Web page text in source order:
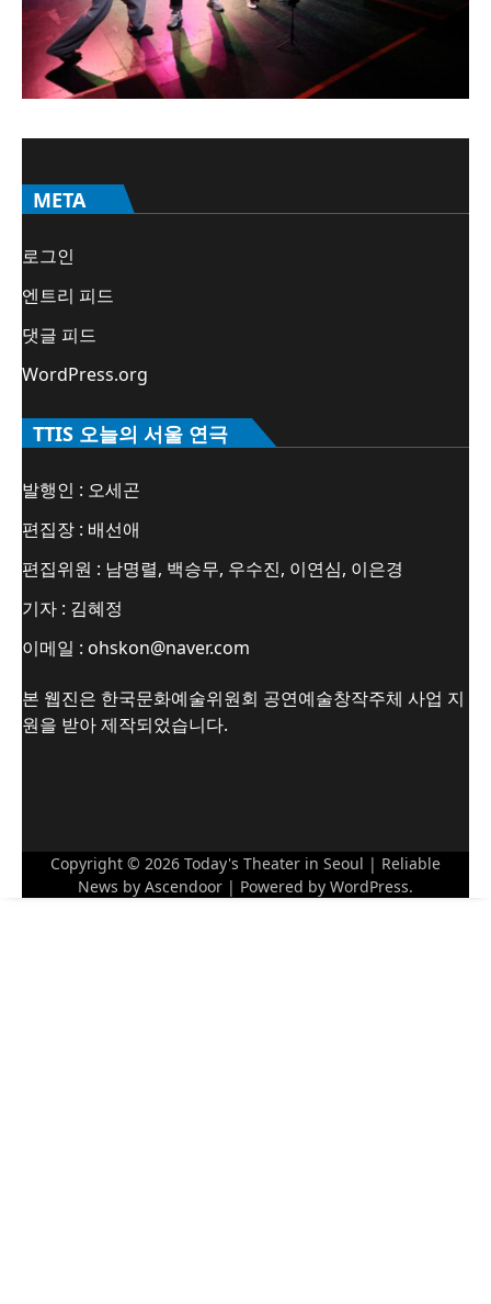
META
로그인
엔트리 피드
댓글 피드
WordPress.org
TTIS 오늘의 서울 연극
발행인 : 오세곤
편집장 : 배선애
편집위원 : 남명렬, 백승무, 우수진, 이연심, 이은경
기자 : 김혜정
이메일 : ohskon@naver.com
본 웹진은 한국문화예술위원회 공연예술창작주체 사업 지
원을 받아 제작되었습니다.
Copyright © 2026 Today's Theater in Seoul | Reliable
News by Ascendoor | Powered by WordPress.